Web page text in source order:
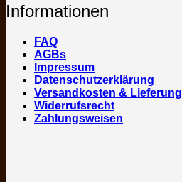
Informationen
FAQ
AGBs
Impressum
Datenschutzerklärung
Versandkosten & Lieferung
Widerrufsrecht
Zahlungsweisen